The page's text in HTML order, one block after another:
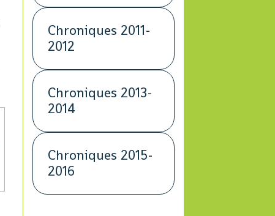
Chroniques 2011-
2012
Chroniques 2013-
2014
Chroniques 2015-
2016